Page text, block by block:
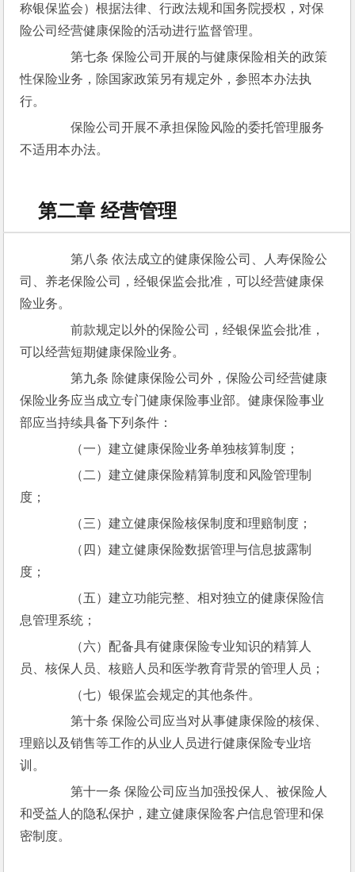
称银保监会）根据法律、行政法规和国务院授权，对保
险公司经营健康保险的活动进行监督管理。
第七条 保险公司开展的与健康保险相关的政策
性保险业务，除国家政策另有规定外，参照本办法执
行。
保险公司开展不承担保险风险的委托管理服务
不适用本办法。
第二章 经营管理
第八条 依法成立的健康保险公司、人寿保险公
司、养老保险公司，经银保监会批准，可以经营健康保
险业务。
前款规定以外的保险公司，经银保监会批准，
可以经营短期健康保险业务。
第九条 除健康保险公司外，保险公司经营健康
保险业务应当成立专门健康保险事业部。健康保险事业
部应当持续具备下列条件：
（一）建立健康保险业务单独核算制度；
（二）建立健康保险精算制度和风险管理制
度；
（三）建立健康保险核保制度和理赔制度；
（四）建立健康保险数据管理与信息披露制
度；
（五）建立功能完整、相对独立的健康保险信
息管理系统；
（六）配备具有健康保险专业知识的精算人
员、核保人员、核赔人员和医学教育背景的管理人员；
（七）银保监会规定的其他条件。
第十条 保险公司应当对从事健康保险的核保、
理赔以及销售等工作的从业人员进行健康保险专业培
训。
第十一条 保险公司应当加强投保人、被保险人
和受益人的隐私保护，建立健康保险客户信息管理和保
密制度。